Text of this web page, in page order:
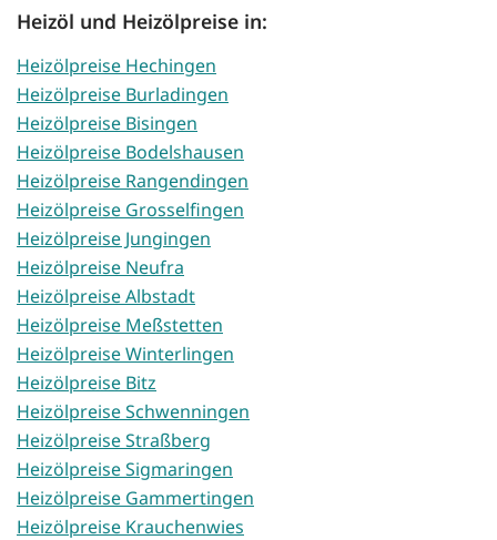
Heizöl und Heizölpreise in:
Heizölpreise Hechingen
Heizölpreise Burladingen
Heizölpreise Bisingen
Heizölpreise Bodelshausen
Heizölpreise Rangendingen
Heizölpreise Grosselfingen
Heizölpreise Jungingen
Heizölpreise Neufra
Heizölpreise Albstadt
Heizölpreise Meßstetten
Heizölpreise Winterlingen
Heizölpreise Bitz
Heizölpreise Schwenningen
Heizölpreise Straßberg
Heizölpreise Sigmaringen
Heizölpreise Gammertingen
Heizölpreise Krauchenwies